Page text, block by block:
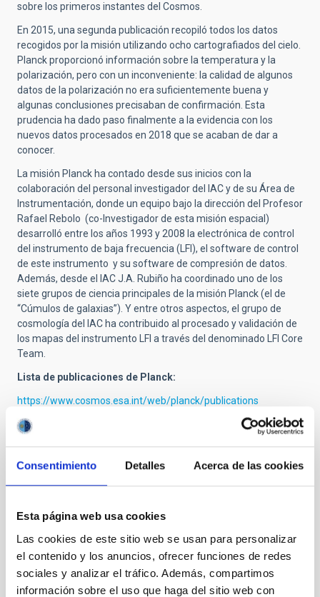
Consentimiento Detalles Acerca de las cookies
Esta página web usa cookies
Las cookies de este sitio web se usan para personalizar
el contenido y los anuncios, ofrecer funciones de redes
sociales y analizar el tráfico. Además, compartimos
información sobre el uso que haga del sitio web con
sobre los primeros instantes del Cosmos.
En 2015, una segunda publicación recopiló todos los datos
recogidos por la misión utilizando ocho cartografiados del cielo.
Planck proporcionó información sobre la temperatura y la
polarización, pero con un inconveniente: la calidad de algunos
datos de la polarización no era suficientemente buena y
algunas conclusiones precisaban de confirmación. Esta
prudencia ha dado paso finalmente a la evidencia con los
nuevos datos procesados en 2018 que se acaban de dar a
conocer.
La misión Planck ha contado desde sus inicios con la
colaboración del personal investigador del IAC y de su Área de
Instrumentación, donde un equipo bajo la dirección del Profesor
Rafael Rebolo (co-Investigador de esta misión espacial)
desarrolló entre los años 1993 y 2008 la electrónica de control
del instrumento de baja frecuencia (LFI), el software de control
de este instrumento y su software de compresión de datos.
Además, desde el IAC J.A. Rubiño ha coordinado uno de los
siete grupos de ciencia principales de la misión Planck (el de
“Cúmulos de galaxias”). Y entre otros aspectos, el grupo de
cosmología del IAC ha contribuido al procesado y validación de
los mapas del instrumento LFI a través del denominado LFI Core
Team.
Lista de publicaciones de Planck:
https://www.cosmos.esa.int/web/planck/publications
Vídeo sobre el legado de Plank (ESA/Planck Collaboration)
Notas de prensa relacionadas:
La misión espacial Planck recibe el premio Gruber de
Cosmología
Contacto:
José Alberto Rubiño Martín, investigador del IAC:
jalberto[at] iac.es(jalberto[at]iac[dot]es)
Beatriz Ruiz Granados, investigadora del IAC:
[at]iac.es (bearg[at]iac[dot]es)